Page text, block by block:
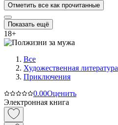
Отметить все как прочитанные
Показать ещё
18+
Все
Художественная литература
Приключения
0.00Оценить
Электронная книга